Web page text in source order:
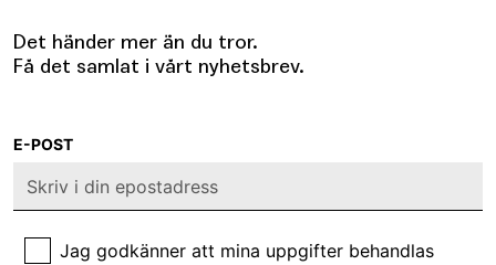
Det händer mer än du tror.
Få det samlat i vårt nyhetsbrev.
E-POST
Jag godkänner att mina uppgifter behandlas